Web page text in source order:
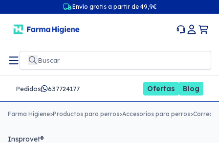
Envío gratis a partir de 49,9€
Pedidos 637724177 Ofertas Blog
Farma Higiene>Productos para perros>Accesorios para perros>Correas
Insprovet®